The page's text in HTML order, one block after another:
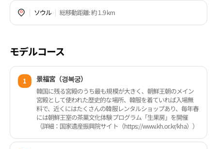
ソウル 総移動距離: 約 1.9 km
モデルコース
1 景福宮（경복궁）
韓国に残る宮殿のうち最も規模が大きく、朝鮮王朝のメイン
宮殿として使われた歴史的な場所、韓服を着ていれば入場無
料で、近くにはたくさんの韓服レンタルショップあり、毎年春
には朝鮮王室の茶菓文化体験プログラム「生果房」を開催
（詳細：国家遺産振興院サイト（https://www.kh.or.kr/kha））